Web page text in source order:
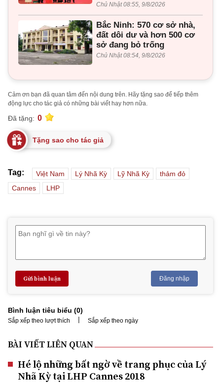
Chủ Nhật 08:55, 9/8/2026
Bắc Ninh: 570 cơ sở nhà,
đất dôi dư và hơn 500 cơ
sở đang bỏ trống
Chủ Nhật 08:54, 9/8/2026
Cảm ơn bạn đã quan tâm đến nội dung trên. Hãy tặng sao để tiếp thêm
động lực cho tác giả có những bài viết hay hơn nữa.
Đã tặng: 0
Tặng sao cho tác giả
Tag: Việt Nam Lý Nhã Kỳ Lỹ Nhã Kỳ
thảm đỏ
Cannes
LHP
Gửi bình luận Đăng nhập
Bình luận tiêu biểu (0)
Sắp xếp theo lượt thích | Sắp xếp theo ngày
BÀI VIẾT LIÊN QUAN
Hé lộ những bất ngờ về trang phục của Lý
Nhã Kỳ tại LHP Cannes 2018